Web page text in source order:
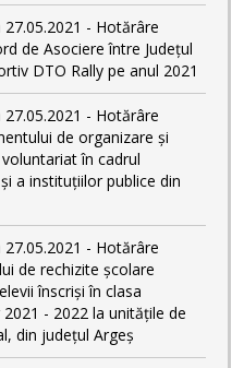
- Hotărâre
de Asociere între Județul
DTO Rally pe anul 2021
- Hotărâre
de organizare și
în cadrul
a instituțiilor publice din
- Hotărâre
de rechizite școlare
înscriși în clasa
- 2022 la unitățile de
din județul Argeș